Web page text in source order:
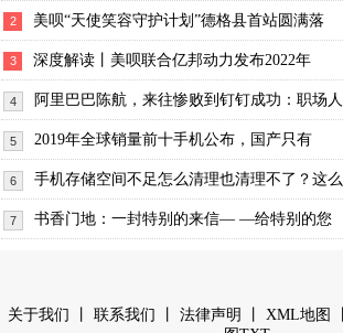
2 美呗“天使笑容守护计划”德格县首站圆满落
3 深度解读丨美呗联合亿邦动力发布2022年
4 阿里巴巴陈航，来往惨败到钉钉成功：职场人
5 2019年全球销量前十手机公布，国产只有
6 手机存储空间不足怎么清理也清理不了？这么
7 书香门地：一封特别的来信— —给特别的您
关于我们 联系我们 法律声明 XML地图